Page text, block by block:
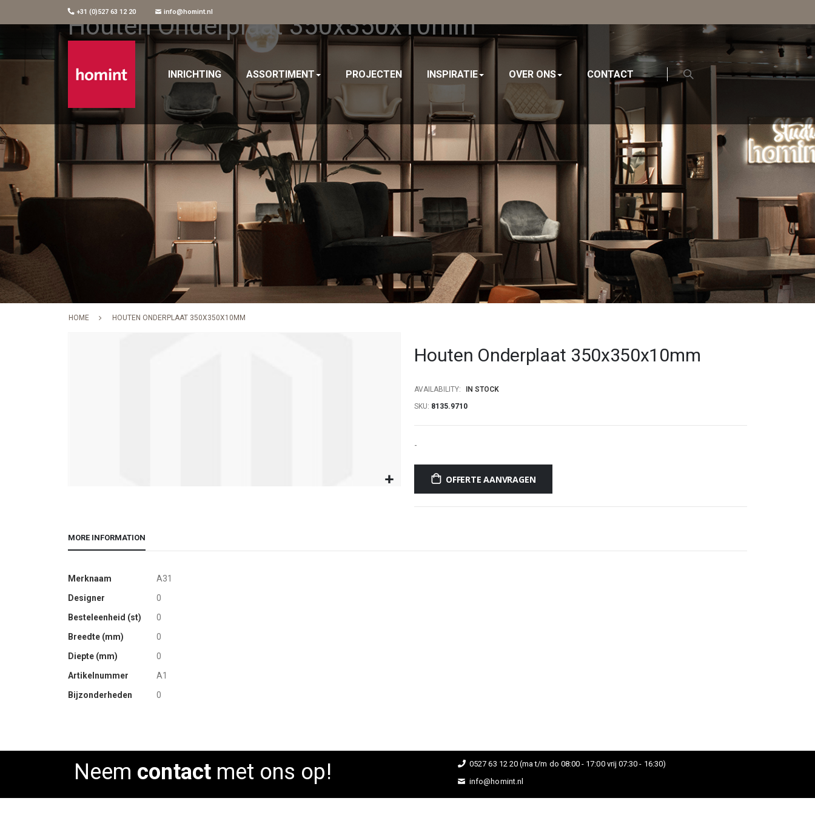
+31 (0)527 63 12 20 info@homint.nl
INRICHTING ASSORTIMENT PROJECTEN INSPIRATIE OVER ONS CONTACT
Houten Onderplaat 350x350x10mm
HOME HOUTEN ONDERPLAAT 350X350X10MM
beginning
of
images
gallery
Houten Onderplaat 350x350x10mm
AVAILABILITY:
IN STOCK
SKU 8135.9710
-
OFFERTE AANVRAGEN
MORE INFORMATION
More
Merknaam
A31
Designer
0
Besteleenheid (st)
0
Breedte (mm)
0
Diepte (mm)
0
Artikelnummer
A1
Bijzonderheden
0
Neem contactmet ons op!
0527 63 12 20 (ma t/m do 08:00 - 17:00 vrij 07:30 - 16:30)
info@homint.nl